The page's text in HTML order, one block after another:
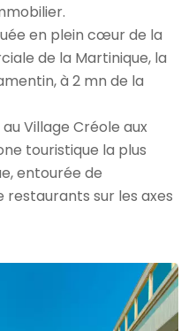
en plein cœur de la
de la Martinique, la
à 2 mn de la
Village Créole aux
touristique la plus
entourée de
sur les axes